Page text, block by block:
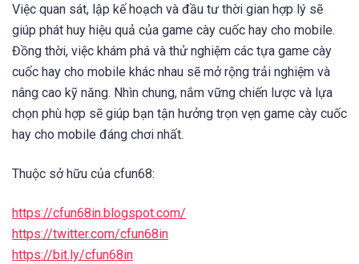
Việc quan sát, lập kế hoạch và đầu tư thời gian hợp lý sẽ
giúp phát huy hiệu quả của game cày cuốc hay cho mobile.
Đồng thời, việc khám phá và thử nghiệm các tựa game cày
cuốc hay cho mobile khác nhau sẽ mở rộng trải nghiệm và
nâng cao kỹ năng. Nhìn chung, nắm vững chiến lược và lựa
chọn phù hợp sẽ giúp bạn tận hưởng trọn vẹn game cày cuốc
hay cho mobile đáng chơi nhất.
Thuộc sở hữu của cfun68:
https://cfun68in.blogspot.com/
https://twitter.com/cfun68in
https://bit.ly/cfun68in